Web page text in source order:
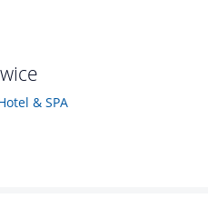
& SPA